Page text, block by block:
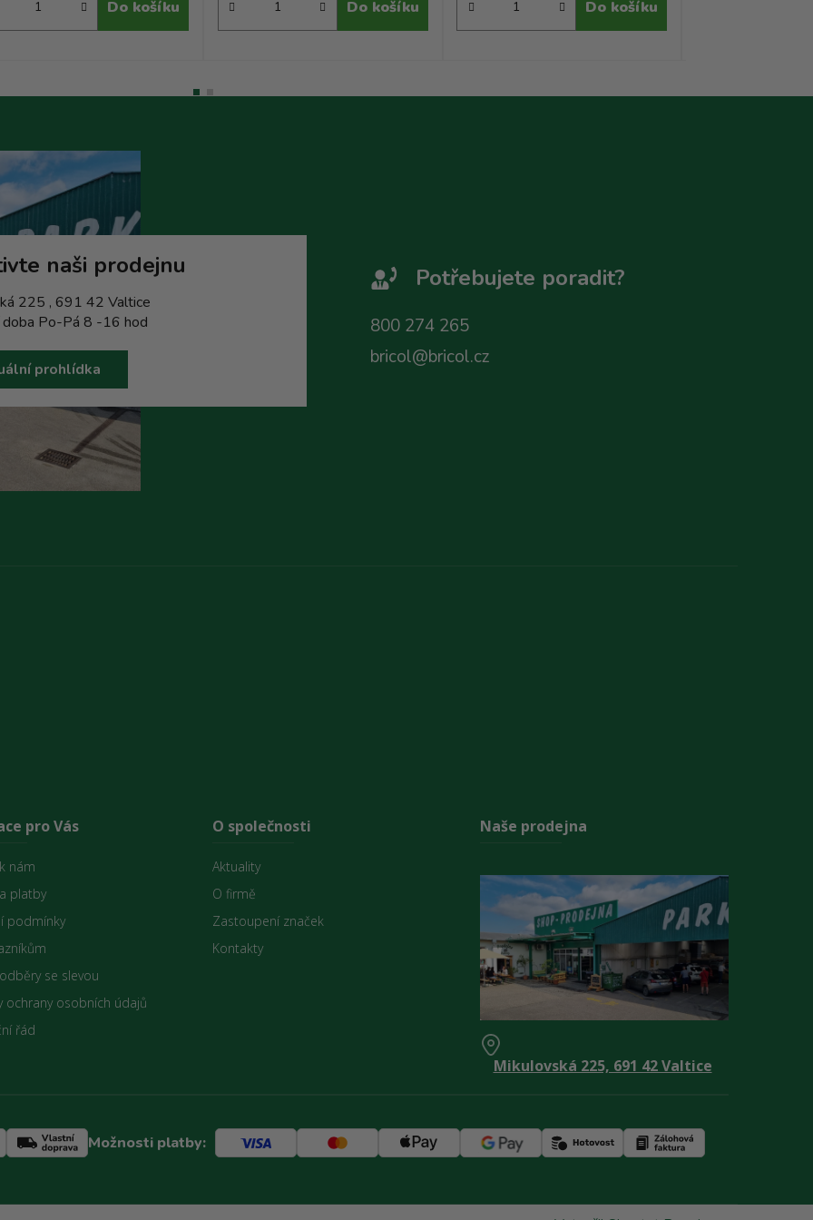
Do košíku Do košíku Do košíku
naši prodejnu
225 , 691 42 Valtice
doba Po-Pá 8 -16 hod
prohlídka
Potřebujete poradit?
800 274 265
bricol@bricol.cz
pro Vás
nám
platby
podmínky
se slevou
ochrany osobních údajů
řád
O společnosti
Aktuality
O firmě
Zastoupení značek
Kontakty
Naše prodejna
Mikulovská 225, 691 42 Valtice
Možnosti platby: